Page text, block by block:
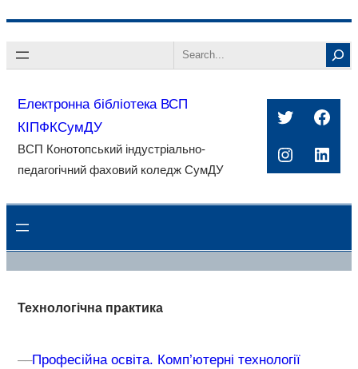
до
Search
Електронна бібліотека ВСП
КІПФКСумДУ
ВСП Конотопський індустріально-
педагогічний фаховий коледж СумДУ
Twitter
Технологічна практика
––Професійна освіта. Комп’ютерні технології